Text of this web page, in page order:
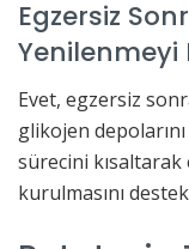
Egzersiz
Yenilenmeyi
Evet, egzersiz
glikojen
sürecini
kurulmasını